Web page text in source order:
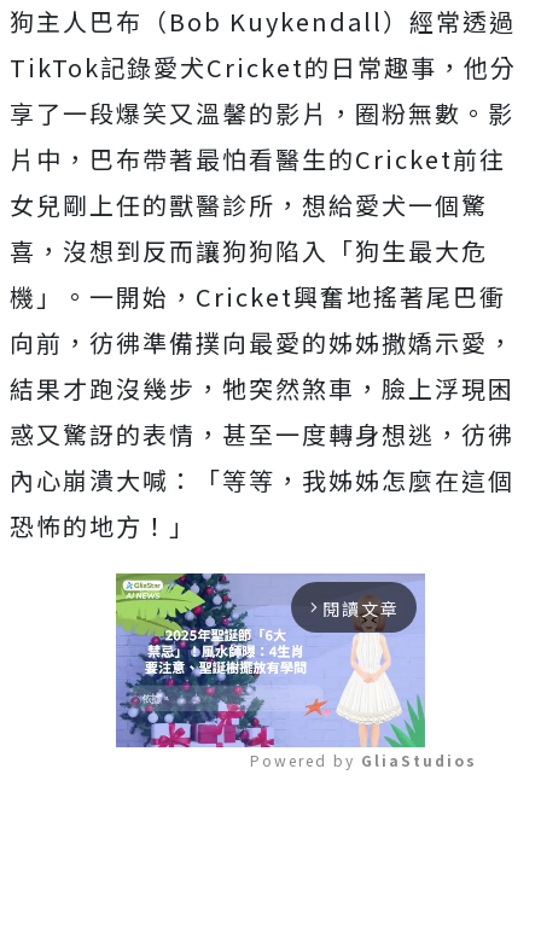
狗主人巴布（Bob Kuykendall）經常透過
TikTok記錄愛犬Cricket的日常趣事，他分
享了一段爆笑又溫馨的影片，圈粉無數。影
片中，巴布帶著最怕看醫生的Cricket前往
女兒剛上任的獸醫診所，想給愛犬一個驚
喜，沒想到反而讓狗狗陷入「狗生最大危
機」。一開始，Cricket興奮地搖著尾巴衝
向前，彷彿準備撲向最愛的姊姊撒嬌示愛，
結果才跑沒幾步，牠突然煞車，臉上浮現困
惑又驚訝的表情，甚至一度轉身想逃，彷彿
內心崩潰大喊：「等等，我姊姊怎麼在這個
恐怖的地方！」
arrow_forward_ios 閱讀文章
Powered by GliaStudios